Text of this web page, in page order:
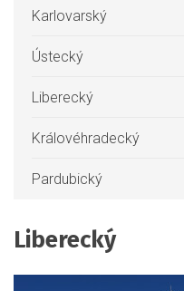
Karlovarský
Ústecký
Liberecký
Královéhradecký
Pardubický
Liberecký